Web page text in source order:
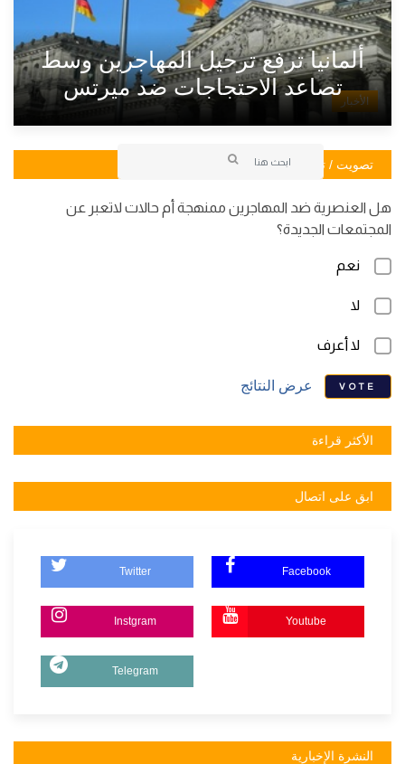
الأخبار
ألمانيا ترفع ترحيل المهاجرين وسط
تصاعد الاحتجاجات ضد ميرتس
تصويت / تصويت
هل العنصرية ضد المهاجرين ممنهجة أم حالات لاتعبر عن
المجتمعات الجديدة؟
نعم
لا
لا أعرف
VOTE عرض النتائج
الأكثر قراءة
ابق على اتصال
Twitter Facebook
Instgram Youtube
Telegram
النشرة الإخبارية